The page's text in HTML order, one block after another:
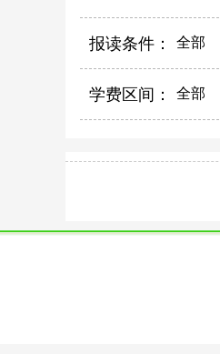
报读条件： 全部
学费区间： 全部